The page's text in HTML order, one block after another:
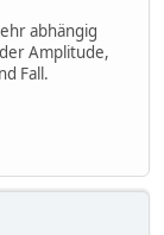
abhängig
Amplitude,
Fall.